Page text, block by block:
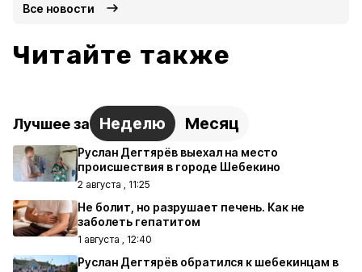
Все новости
Читайте также
Лучшее за Неделю Месяц
Руслан Дегтярёв выехал на место
происшествия в городе Шебекино
2 августа , 11:25
Не болит, но разрушает печень. Как не
заболеть гепатитом
1 августа , 12:40
Руслан Дегтярёв обратился к шебекинцам в